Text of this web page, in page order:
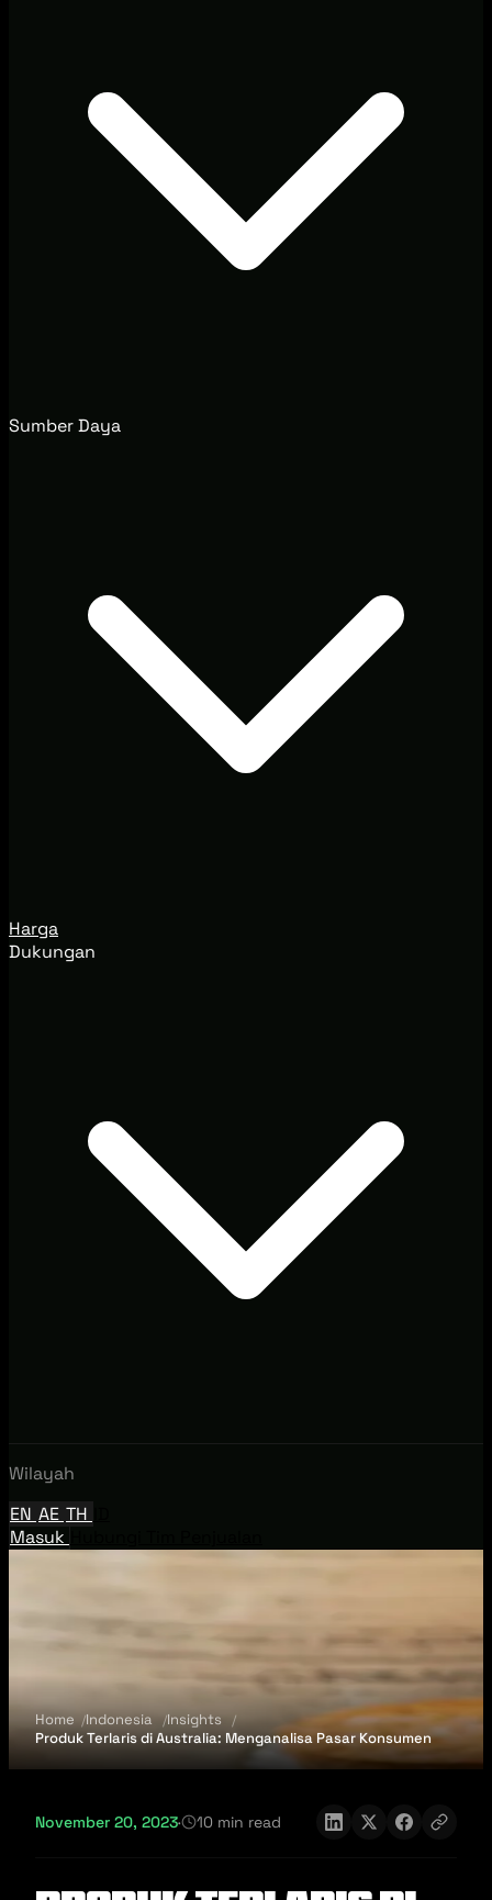
Sumber Daya
Harga
Dukungan
Wilayah
EN AE TH
Masuk
Home Indonesia
Insights
Produk Terlaris di Australia: Menganalisa Pasar Konsumen
November 20, 2023· 10 min read